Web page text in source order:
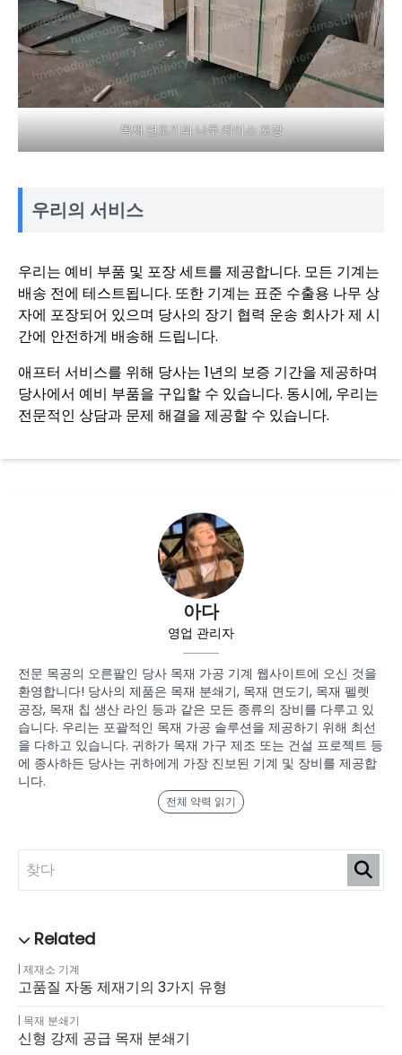
목재 면도기의 나무 케이스 포장
우리의 서비스
우리는 예비 부품 및 포장 세트를 제공합니다. 모든 기계는
배송 전에 테스트됩니다. 또한 기계는 표준 수출용 나무 상
자에 포장되어 있으며 당사의 장기 협력 운송 회사가 제 시
간에 안전하게 배송해 드립니다.
애프터 서비스를 위해 당사는 1년의 보증 기간을 제공하며
당사에서 예비 부품을 구입할 수 있습니다. 동시에, 우리는
전문적인 상담과 문제 해결을 제공할 수 있습니다.
아다
영업 관리자
전문 목공의 오른팔인 당사 목재 가공 기계 웹사이트에 오신 것을
환영합니다! 당사의 제품은 목재 분쇄기, 목재 면도기, 목재 펠렛
공장, 목재 칩 생산 라인 등과 같은 모든 종류의 장비를 다루고 있
습니다. 우리는 포괄적인 목재 가공 솔루션을 제공하기 위해 최선
을 다하고 있습니다. 귀하가 목재 가구 제조 또는 건설 프로젝트 등
에 종사하든 당사는 귀하에게 가장 진보된 기계 및 장비를 제공합
니다.
전체 약력 읽기
제재소 기계
고품질 자동 제재기의 3가지 유형
목재 분쇄기
신형 강제 공급 목재 분쇄기